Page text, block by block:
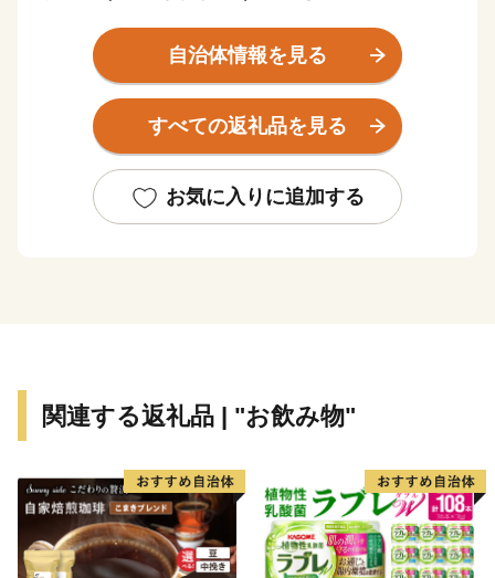
また、世界遺産「熊野」へと続く古からの参詣道が南北
に縦断し、琴ノ浦温山荘や長保寺をはじめとする国指定
文化財を有しています。
さらに、菓子の起源とされる柑橘類の橘の木が日本で最
います。
自治体情報を見る
すべての返礼品を見る
お気に入りに追加する
関連する返礼品 | "お飲み物"